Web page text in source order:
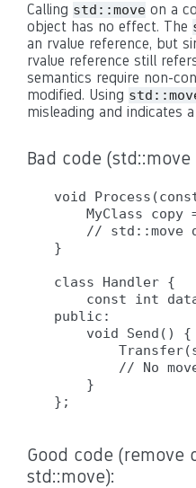
Calling std::move on a
object has no effect. The
an rvalue reference, but
rvalue reference still
semantics require non-
modified. Using
misleading and indicates
Bad code (std::move
void
MyClass copy
// std::move
}
class Handler {
const int
public:
    void Send() {
// No
    }
Good code (remove
std::move):